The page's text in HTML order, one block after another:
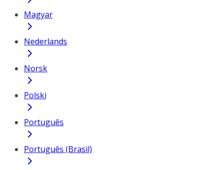
Magyar
Nederlands
Norsk
Polski
Português
Português (Brasil)